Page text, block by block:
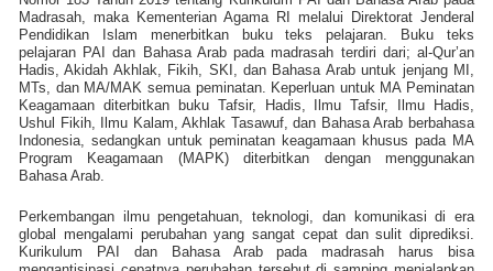
Madrasah, maka Kementerian Agama RI melalui Direktorat Jenderal
Pendidikan Islam menerbitkan buku teks pelajaran. Buku teks
pelajaran PAI dan Bahasa Arab pada madrasah terdiri dari; al-Qur’an
Hadis, Akidah Akhlak, Fikih, SKI, dan Bahasa Arab untuk jenjang MI,
MTs, dan MA/MAK semua peminatan. Keperluan untuk MA Peminatan
Keagamaan diterbitkan buku Tafsir, Hadis, Ilmu Tafsir, Ilmu Hadis,
Ushul Fikih, Ilmu Kalam, Akhlak Tasawuf, dan Bahasa Arab berbahasa
Indonesia, sedangkan untuk peminatan keagamaan khusus pada MA
Program Keagamaan (MAPK) diterbitkan dengan menggunakan
Bahasa Arab.
Perkembangan ilmu pengetahuan, teknologi, dan komunikasi di era
global mengalami perubahan yang sangat cepat dan sulit diprediksi.
Kurikulum PAI dan Bahasa Arab pada madrasah harus bisa